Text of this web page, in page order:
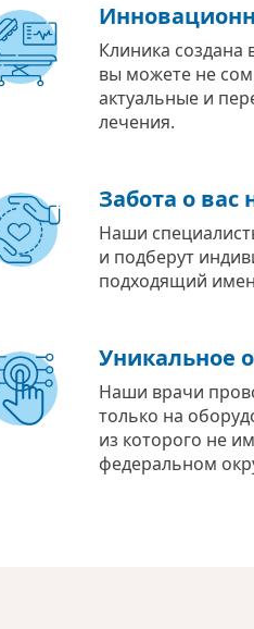
Клиника
вы можете не
актуальные и
лечения.
Забота о вас
Наши
и подберут
подходящий
Уникальное
Наши врачи
только на
из которого не
федеральном